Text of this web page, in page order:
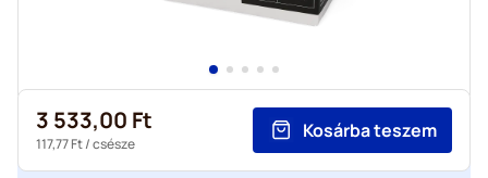
3 533,00 Ft
117,77 Ft/ csésze
Kosárba teszem